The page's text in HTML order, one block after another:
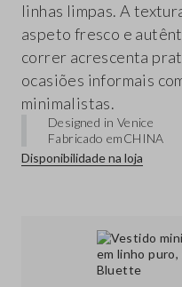
linhas limpas. A
aspeto fresco e
correr acrescenta
ocasiões informais
minimalistas.
Designed in Venice
Fabricado emCHINA
Disponibilidade na loja